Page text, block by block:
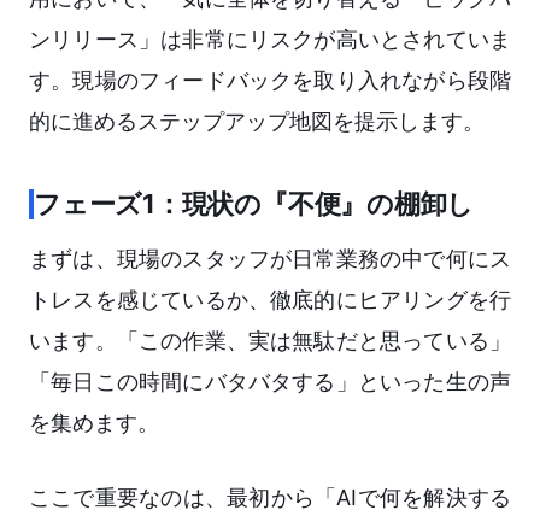
ンリリース」は非常にリスクが高いとされていま
す。現場のフィードバックを取り入れながら段階
的に進めるステップアップ地図を提示します。
フェーズ1：現状の『不便』の棚卸し
まずは、現場のスタッフが日常業務の中で何にス
トレスを感じているか、徹底的にヒアリングを行
います。「この作業、実は無駄だと思っている」
「毎日この時間にバタバタする」といった生の声
を集めます。
ここで重要なのは、最初から「AIで何を解決する